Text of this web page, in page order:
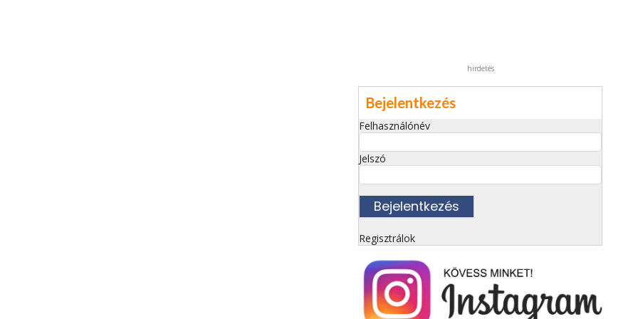
hirdetés
Bejelentkezés
Felhasználónév
Jelszó
Regisztrálok